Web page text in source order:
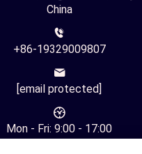
China
+86-19329009807
[email protected]
Mon - Fri: 9:00 - 17:00